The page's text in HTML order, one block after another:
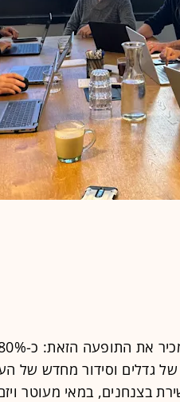
גדלים וסידור מחדש של
בצנחנים, במאי מעוטר